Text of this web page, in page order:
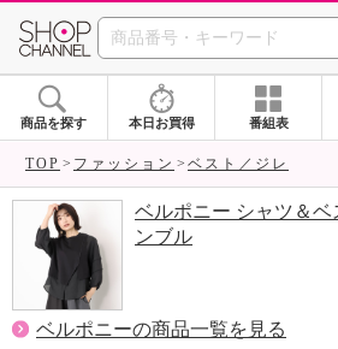
SHOP
商品を探す 本日お買得 番組表
TOP ファッション ベスト／ジレ
ベルポニー シャツ＆
ンブル
ベルポニーの商品一覧を見る